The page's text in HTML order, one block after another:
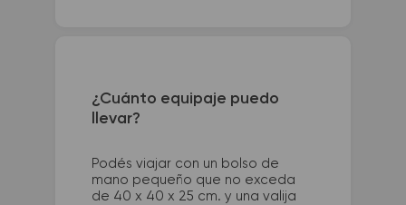
¿Cuánto equipaje puedo
llevar?
Podés viajar con un bolso de
mano pequeño que no exceda
de 40 x 40 x 25 cm. y una valija